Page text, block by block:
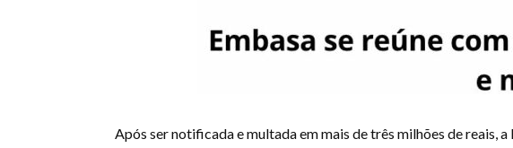
Após ser notificada e multada em mais de três milhões de reais,